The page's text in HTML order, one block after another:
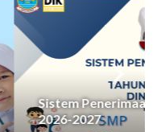
Tahun Ajaran